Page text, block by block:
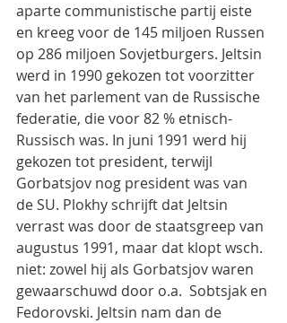
aparte communistische partij eiste
en kreeg voor de 145 miljoen Russen
op 286 miljoen Sovjetburgers. Jeltsin
werd in 1990 gekozen tot voorzitter
van het parlement van de Russische
federatie, die voor 82 % etnisch-
Russisch was. In juni 1991 werd hij
gekozen tot president, terwijl
Gorbatsjov nog president was van
de SU. Plokhy schrijft dat Jeltsin
verrast was door de staatsgreep van
augustus 1991, maar dat klopt wsch.
niet: zowel hij als Gorbatsjov waren
gewaarschuwd door o.a.  Sobtsjak en
Fedorovski. Jeltsin nam dan de